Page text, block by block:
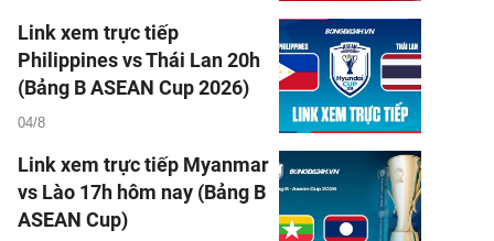
Link xem trực tiếp
Philippines vs Thái Lan 20h
(Bảng B ASEAN Cup 2026)
04/8
Link xem trực tiếp Myanmar
vs Lào 17h hôm nay (Bảng B
ASEAN Cup)